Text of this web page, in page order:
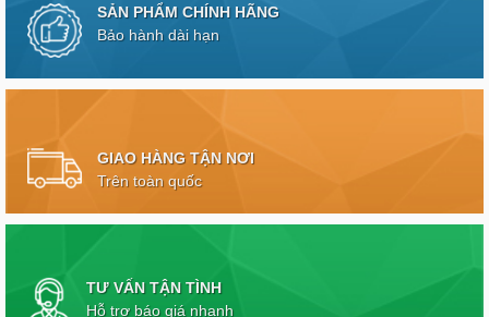
SẢN PHẨM CHÍNH HÃNG
Bảo hành dài hạn
GIAO HÀNG TẬN NƠI
Trên toàn quốc
TƯ VẤN TẬN TÌNH
Hỗ trợ báo giá nhanh